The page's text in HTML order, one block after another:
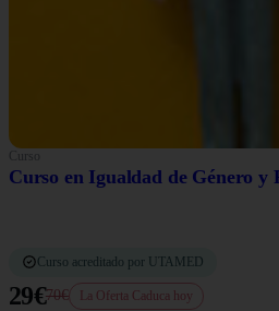
Curso
Curso en Igualdad de Género y
Curso acreditado por UTAMED
29€70€ La Oferta Caduca hoy